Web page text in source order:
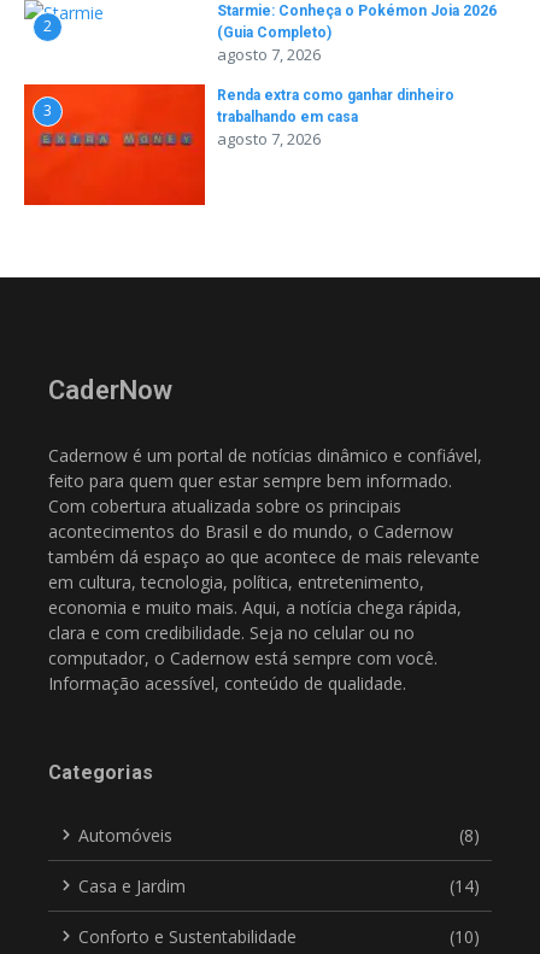
2
Starmie: Conheça o Pokémon Joia 2026
(Guia Completo)
agosto 7, 2026
3
Renda extra como ganhar dinheiro
trabalhando em casa
agosto 7, 2026
CaderNow
Cadernow é um portal de notícias dinâmico e confiável,
feito para quem quer estar sempre bem informado.
Com cobertura atualizada sobre os principais
acontecimentos do Brasil e do mundo, o Cadernow
também dá espaço ao que acontece de mais relevante
em cultura, tecnologia, política, entretenimento,
economia e muito mais. Aqui, a notícia chega rápida,
clara e com credibilidade. Seja no celular ou no
computador, o Cadernow está sempre com você.
Informação acessível, conteúdo de qualidade.
Categorias
Automóveis (8)
Casa e Jardim (14)
Conforto e Sustentabilidade (10)